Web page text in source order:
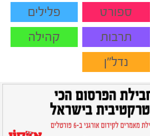
ספורט
פלילים
תרבות
קהילה
נדל"ן